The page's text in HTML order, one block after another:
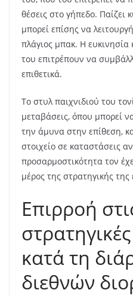
θέσεις στο γήπεδο. Παίζει
μπορεί επίσης να
πλάγιος μπακ. Η ευκινησία
του επιτρέπουν να
επιθετικά.
Το στυλ παιχνιδιού του
μεταβάσεις, όπου μπορεί
την άμυνα στην επίθεση,
στοιχείο σε καταστάσεις
προσαρμοστικότητα τον
μέρος της στρατηγικής
Επιρροή
κατά τη
διεθνών